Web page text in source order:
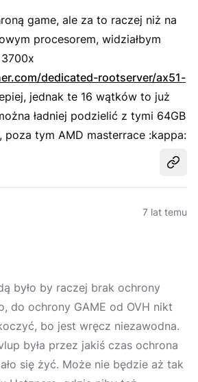
game, ale za to raczej niż na
procesorem, widziałbym
dedicated-rootserver/ax51-
jednak te 16 wątków to już
ładniej podzielić z tymi 64GB
poza tym AMD masterrace :kappa:
7 lat temu
było by raczej brak ochrony
do ochrony GAME od OVH nikt
bo jest wręcz niezawodna.
była przez jakiś czas ochrona
się żyć. Może nie będzie aż tak